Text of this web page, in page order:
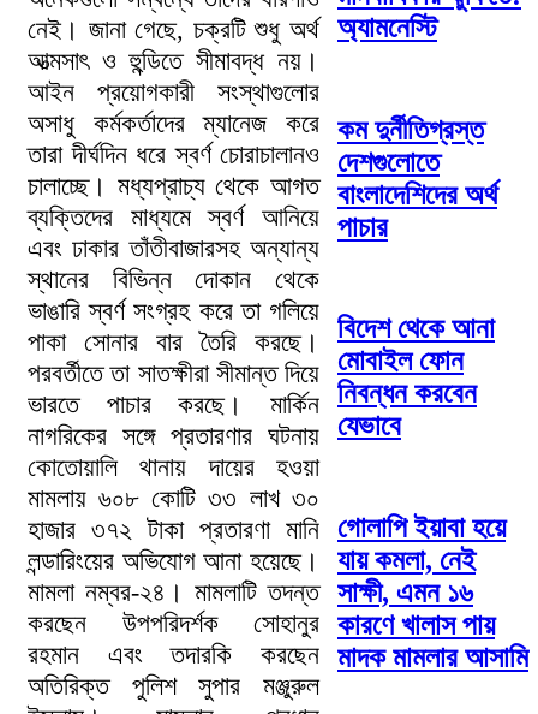
নেই। জানা গেছে, চক্রটি শুধু অর্থ
আত্মসাৎ ও হুন্ডিতে সীমাবদ্ধ নয়।
আইন প্রয়োগকারী সংস্থাগুলোর
অসাধু কর্মকর্তাদের ম্যানেজ করে
তারা দীর্ঘদিন ধরে স্বর্ণ চোরাচালানও
চালাচ্ছে। মধ্যপ্রাচ্য থেকে আগত
ব্যক্তিদের মাধ্যমে স্বর্ণ আনিয়ে
এবং ঢাকার তাঁতীবাজারসহ অন্যান্য
স্থানের বিভিন্ন দোকান থেকে
ভাঙারি স্বর্ণ সংগ্রহ করে তা গলিয়ে
পাকা সোনার বার তৈরি করছে।
পরবর্তীতে তা সাতক্ষীরা সীমান্ত দিয়ে
ভারতে পাচার করছে। মার্কিন
নাগরিকের সঙ্গে প্রতারণার ঘটনায়
কোতোয়ালি থানায় দায়ের হওয়া
মামলায় ৬০৮ কোটি ৩৩ লাখ ৩০
হাজার ৩৭২ টাকা প্রতারণা মানি
লন্ডারিংয়ের অভিযোগ আনা হয়েছে।
মামলা নম্বর-২৪। মামলাটি তদন্ত
করছেন উপপরিদর্শক সোহানুর
রহমান এবং তদারকি করছেন
অতিরিক্ত পুলিশ সুপার মঞ্জুরুল
অ্যামনেস্টি
কম দুর্নীতিগ্রস্ত
দেশগুলোতে
বাংলাদেশিদের অর্থ
পাচার
বিদেশ থেকে আনা
মোবাইল ফোন
নিবন্ধন করবেন
যেভাবে
গোলাপি ইয়াবা হয়ে
যায় কমলা, নেই
সাক্ষী, এমন ১৬
কারণে খালাস পায়
মাদক মামলার আসামি